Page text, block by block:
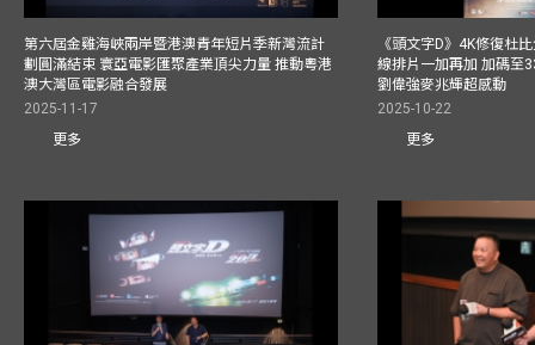
第六屆金雞海峽兩岸暨港澳青年短片季新灣流計
劃圓滿結束 寰亞電影匯聚產業頂尖力量 推動粵港
澳大灣區電影融合發展
2025-11-17
更多
《頭文字D》4K修復杜
線排片一加再加 加碼至
劉偉強麥兆輝超感動
2025-10-22
更多